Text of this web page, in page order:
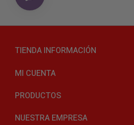
TIENDA INFORMACIÓN
MI CUENTA
PRODUCTOS
NUESTRA EMPRESA